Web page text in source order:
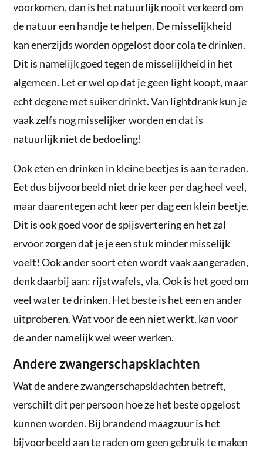
voorkomen, dan is het natuurlijk nooit verkeerd om
de natuur een handje te helpen. De misselijkheid
kan enerzijds worden opgelost door cola te drinken.
Dit is namelijk goed tegen de misselijkheid in het
algemeen. Let er wel op dat je geen light koopt, maar
echt degene met suiker drinkt. Van lightdrank kun je
vaak zelfs nog misselijker worden en dat is
natuurlijk niet de bedoeling!
Ook eten en drinken in kleine beetjes is aan te raden.
Eet dus bijvoorbeeld niet drie keer per dag heel veel,
maar daarentegen acht keer per dag een klein beetje.
Dit is ook goed voor de spijsvertering en het zal
ervoor zorgen dat je je een stuk minder misselijk
voelt! Ook ander soort eten wordt vaak aangeraden,
denk daarbij aan: rijstwafels, vla. Ook is het goed om
veel water te drinken. Het beste is het een en ander
uitproberen. Wat voor de een niet werkt, kan voor
de ander namelijk wel weer werken.
Andere zwangerschapsklachten
Wat de andere zwangerschapsklachten betreft,
verschilt dit per persoon hoe ze het beste opgelost
kunnen worden. Bij brandend maagzuur is het
bijvoorbeeld aan te raden om geen gebruik te maken